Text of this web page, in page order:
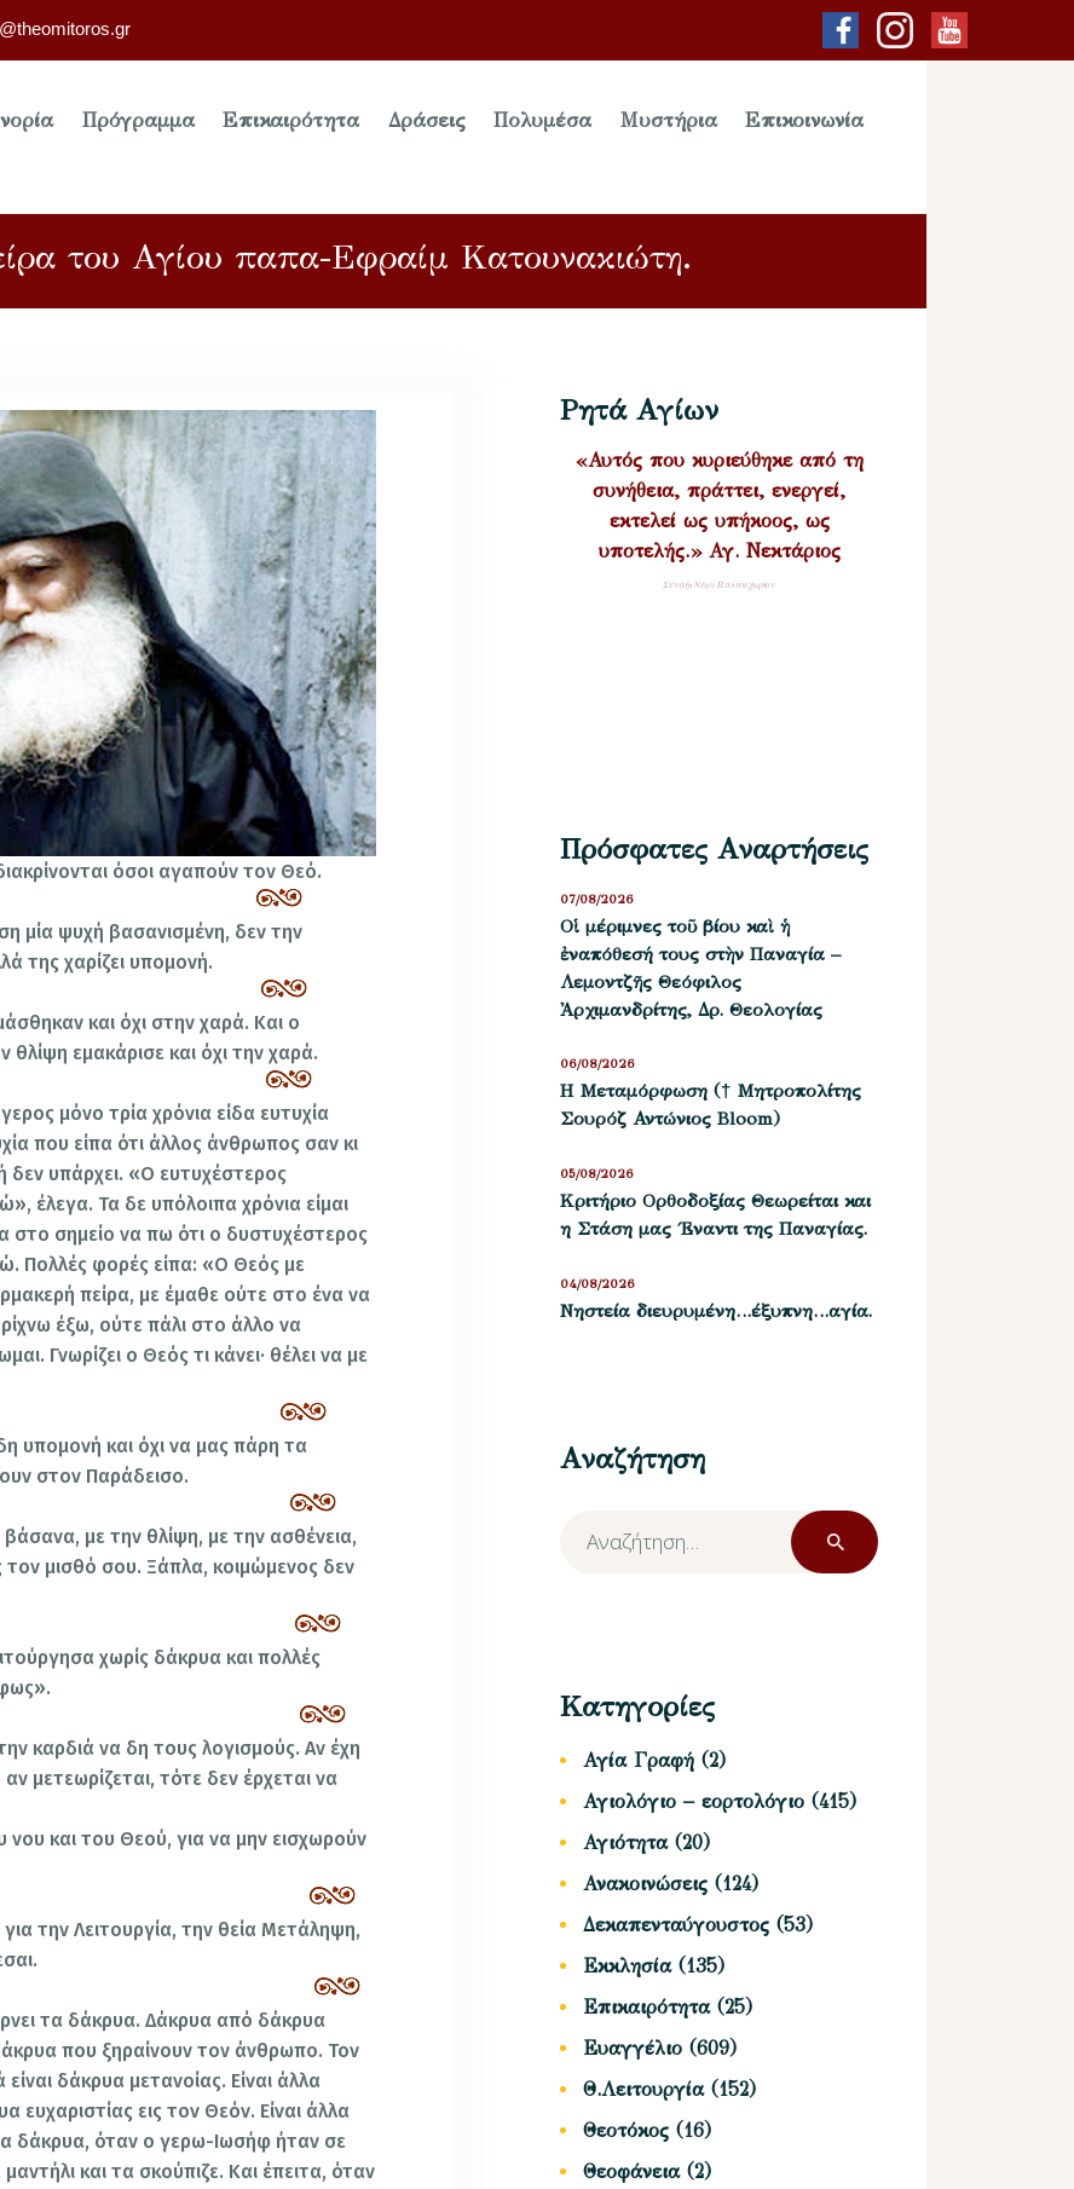
Πρόγραμμα Επικαιρότητα Δράσεις Πολυμέσα Μυστήρια Επικοινωνία
του Αγίου παπα-Εφραίμ Κατουνακιώτη.
όσοι αγαπούν τον Θεό.
μία ψυχή βασανισμένη, δεν την
της χαρίζει υπομονή.
και όχι στην χαρά. Και ο
εμακάρισε και όχι την χαρά.
μόνο τρία χρόνια είδα ευτυχία
που είπα ότι άλλος άνθρωπος σαν κι
δεν υπάρχει. «Ο ευτυχέστερος
έλεγα. Τα δε υπόλοιπα χρόνια είμαι
στο σημείο να πω ότι ο δυστυχέστερος
Πολλές φορές είπα: «Ο Θεός με
πείρα, με έμαθε ούτε στο ένα να
έξω, ούτε πάλι στο άλλο να
Γνωρίζει ο Θεός τι κάνει· θέλει να με
υπομονή και όχι να μας πάρη τα
στον Παράδεισο.
με την θλίψη, με την ασθένεια,
τον μισθό σου. Ξάπλα, κοιμώμενος δεν
χωρίς δάκρυα και πολλές
καρδιά να δη τους λογισμούς. Αν έχη
μετεωρίζεται, τότε δεν έρχεται να
και του Θεού, για να μην εισχωρούν
την Λειτουργία, την θεία Μετάληψη,
τα δάκρυα. Δάκρυα από δάκρυα
που ξηραίνουν τον άνθρωπο. Τον
δάκρυα μετανοίας. Είναι άλλα
ευχαριστίας εις τον Θεόν. Είναι άλλα
δάκρυα, όταν ο γερω-Ιωσήφ ήταν σε
και τα σκούπιζε. Και έπειτα, όταν
Ρητά Αγίων
«Αυτός που κυριεύθηκε από τη
συνήθεια, πράττει, ενεργεί,
εκτελεί ως υπήκοος, ως
υποτελής.» Αγ. Νεκτάριος
Σύναξη Νέων Παλαιοχωρίου
Πρόσφατες Αναρτήσεις
Οἱ μέριμνες τοῦ βίου καὶ ἡ
ἐναπόθεσή τους στὴν Παναγία –
Λεμοντζῆς Θεόφιλος
Ἀρχιμανδρίτης, Δρ. Θεολογίας
07/08/2026
Η Μεταμόρφωση († Μητροπολίτης
Σουρόζ Αντώνιος Bloom)
06/08/2026
Kριτήριο Oρθοδοξίας Θεωρείται και
η Στάση μας ΄Εναντι της Παναγίας.
05/08/2026
Νηστεία διευρυμένη…έξυπνη…αγία.
04/08/2026
Αναζήτηση
Αναζήτηση
για:
Κατηγορίες
Αγία Γραφή (2)
Αγιολόγιο – εορτολόγιο (415)
Αγιότητα(20)
Ανακοινώσεις (124)
Δεκαπενταύγουστος (53)
Εκκλησία(135)
Επικαιρότητα(25)
Ευαγγέλιο (609)
Θ.Λειτουργία(152)
Θεοτόκος (16)
Θεοφάνεια(2)